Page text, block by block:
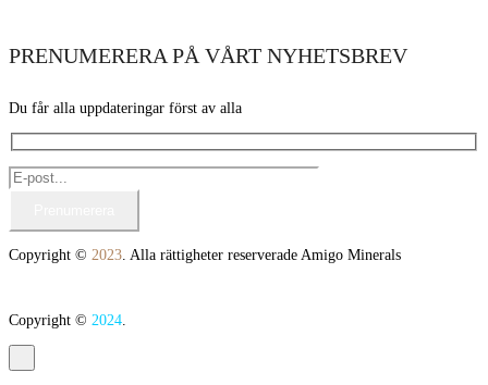
PRENUMERERA PÅ VÅRT NYHETSBREV
Du får alla uppdateringar först av alla
Copyright © 2023. Alla rättigheter reserverade Amigo Minerals
Copyright © 2024.